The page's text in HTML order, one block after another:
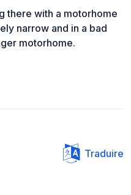
there with a motorhome
narrow and in a bad
motorhome.
Traduire